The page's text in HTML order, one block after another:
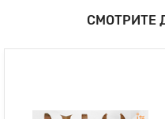
СМОТРИТЕ